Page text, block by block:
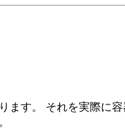
ます。 それを実際に